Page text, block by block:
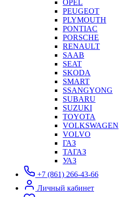
OPEL
PEUGEOT
PLYMOUTH
PONTIAC
PORSCHE
RENAULT
SAAB
SEAT
SKODA
SMART
SSANGYONG
SUBARU
SUZUKI
TOYOTA
VOLKSWAGEN
VOLVO
ГАЗ
ТАГАЗ
УАЗ
+7 (861) 266-43-66
Личный кабинет